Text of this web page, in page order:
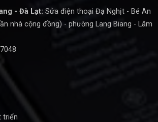
- Đà Lạt: Sửa điện thoại Đạ Nghịt - Bé An
nhà cộng đồng) - phường Lang Biang - Lâm
triển